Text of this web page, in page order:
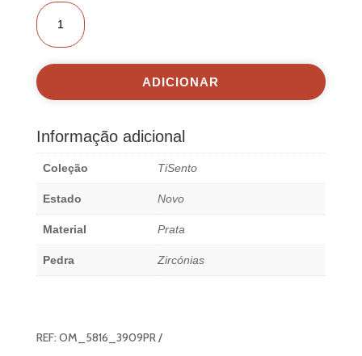
Quantidade
de
Colar
TiSento
3909PR
ADICIONAR
Informação adicional
Coleção TiSento
Estado Novo
Material Prata
Pedra Zircónias
REF:OM_5816_3909PR